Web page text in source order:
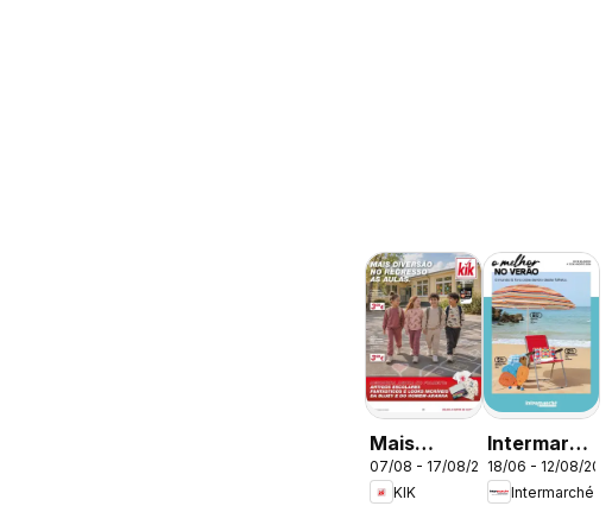
Mais
diversão
no
07/08 - 17/08/2026
KIK
Intermarché
O melhor
no verão
18/06 - 12/08/2026
Intermarché